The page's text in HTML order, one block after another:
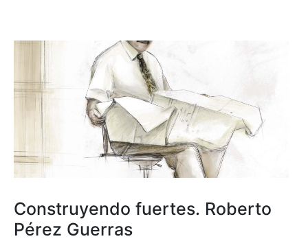
Construyendo fuertes. Roberto
Pérez Guerras